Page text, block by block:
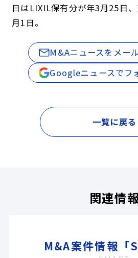
日はLIXIL保有分が年3月25日
月1日。
M&Aニュースをメー
Googleニュースでフ
一覧に戻る
関連情
M&A案件情報「